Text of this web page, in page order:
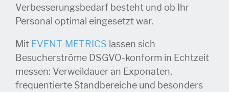
Verbesserungsbedarf besteht und ob Ihr
Personal optimal eingesetzt war.
Mit EVENT-METRICS lassen sich
Besucherströme DSGVO-konform in Echtzeit
messen: Verweildauer an Exponaten,
frequentierte Standbereiche und besonders